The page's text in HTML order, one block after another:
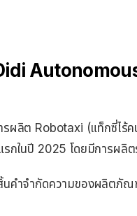
รผลิต Robotaxi (แท็กซี่ไร้
รกในปี 2025 โดยมีการผลิ
นคําจํากัดความของผลิตภั